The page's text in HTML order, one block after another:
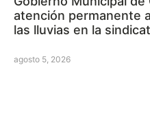
atención permanente
las lluvias en la
agosto 5, 2026